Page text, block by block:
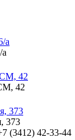
а
а
42
42
373
373
(3412) 42-33-44